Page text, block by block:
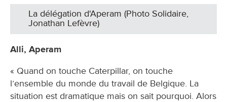
La délégation d'Aperam (Photo Solidaire,
Jonathan Lefèvre)
Alli, Aperam
« Quand on touche Caterpillar, on touche
l’ensemble du monde du travail de Belgique. La
situation est dramatique mais on sait pourquoi. Alors